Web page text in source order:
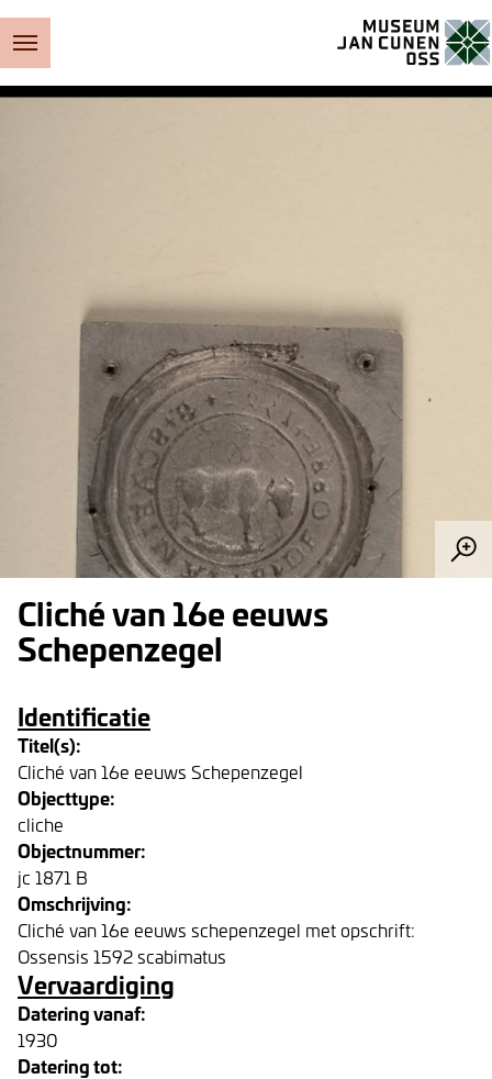
Cliché van 16e eeuws
Schepenzegel
Identificatie
Titel(s):
Cliché van 16e eeuws Schepenzegel
Objecttype:
cliche
Objectnummer:
jc 1871 B
Omschrijving:
Cliché van 16e eeuws schepenzegel met opschrift:
Ossensis 1592 scabimatus
Vervaardiging
Datering vanaf:
1930
Datering tot: